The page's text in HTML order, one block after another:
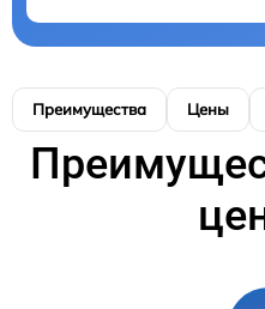
Преимущества Цены